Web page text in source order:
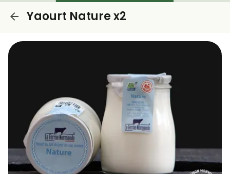
Yaourt Nature x2